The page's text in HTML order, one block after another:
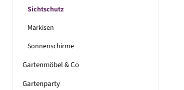
Sichtschutz
Markisen
Sonnenschirme
Gartenmöbel & Co
Gartenparty